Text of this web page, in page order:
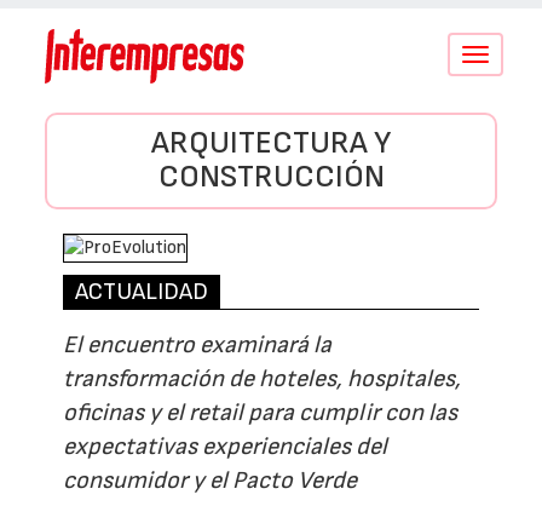
Conmutar
ARQUITECTURA Y
CONSTRUCCIÓN
ACTUALIDAD
El encuentro examinará la
transformación de hoteles, hospitales,
oficinas y el retail para cumplir con las
expectativas experienciales del
consumidor y el Pacto Verde